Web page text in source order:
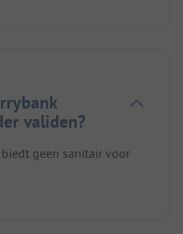
validen?
geen sanitair voor